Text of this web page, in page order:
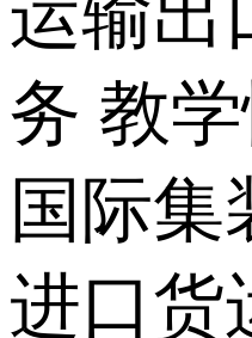
运输出
务 教
国际集
进口货